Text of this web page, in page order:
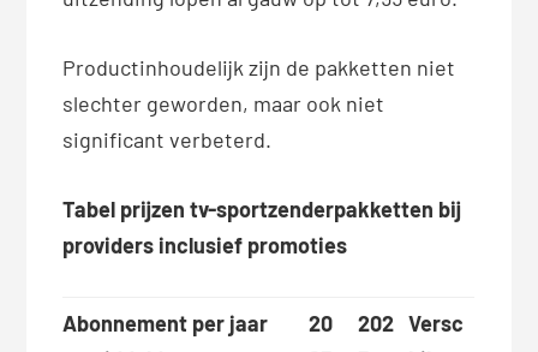
Productinhoudelijk zijn de pakketten niet
slechter geworden, maar ook niet
significant verbeterd.
Tabel prijzen tv-sportzenderpakketten bij
providers inclusief promoties
Abonnement per jaar
20
202 Versc